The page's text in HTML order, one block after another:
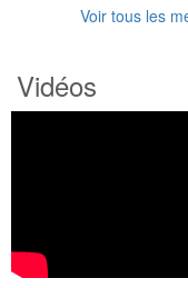
Voir tous les
Vidéos